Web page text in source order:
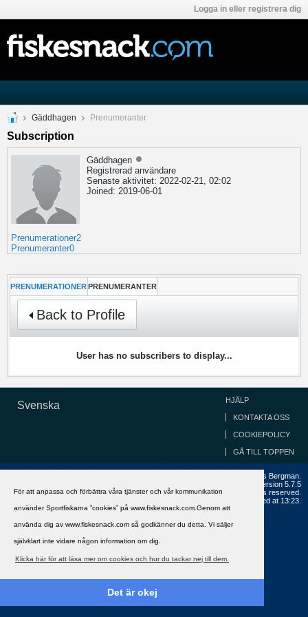
För att anpassa och förbättra våra tjänster och vår kommunikation
använder Sportfiskarna ”cookies” på www.fiskesnack.com.Genom att
använda dig av www.fiskesnack.com så godkänner du detta. Vi säljer
självklart inte vidare någon information om dig.
Klicka här för att läsa mer om cookies och hur du tackar nej till dem.
Det är okej
Logga in eller registrera dig
Gäddhagen Prenumeranter
Subscription
Gäddhagen
Registrerad användare
Senaste aktivitet: 2022-02-21, 02:02
Joined: 2019-06-01
Prenumerationer2
Prenumeranter0
PRENUMERATIONER PRENUMERANTER
Back to Profile
User has no subscribers to display...
Svenska HJÄLP
KONTAKTA OSS
COOKIEPOLICY
GÅ TILL TOPPEN
Copyright ©2002 - 2021, FiskeSnack.com. Grundad 2002 av Anders Bergman.
Version 5.7.5
Copyright © 2026 MH Sub I, LLC dba vBulletin. All rights reserved.
All times are GMT+1. This page was generated at 13:23.